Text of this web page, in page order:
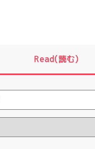
Read(読む)